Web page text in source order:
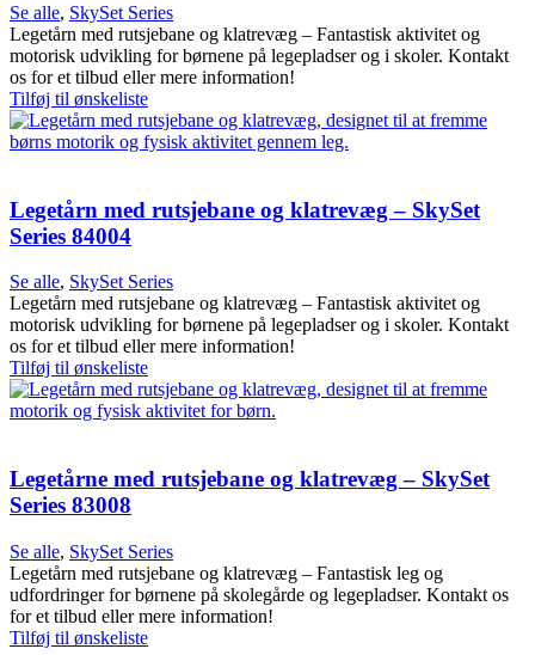
Se alle, SkySet Series
Legetårn med rutsjebane og klatrevæg – Fantastisk aktivitet og
motorisk udvikling for børnene på legepladser og i skoler. Kontakt
os for et tilbud eller mere information!
Tilføj til ønskeliste
Legetårn med rutsjebane og klatrevæg – SkySet
Series 84004
Se alle, SkySet Series
Legetårn med rutsjebane og klatrevæg – Fantastisk aktivitet og
motorisk udvikling for børnene på legepladser og i skoler. Kontakt
os for et tilbud eller mere information!
Tilføj til ønskeliste
Legetårne med rutsjebane og klatrevæg – SkySet
Series 83008
Se alle, SkySet Series
Legetårn med rutsjebane og klatrevæg – Fantastisk leg og
udfordringer for børnene på skolegårde og legepladser. Kontakt os
for et tilbud eller mere information!
Tilføj til ønskeliste